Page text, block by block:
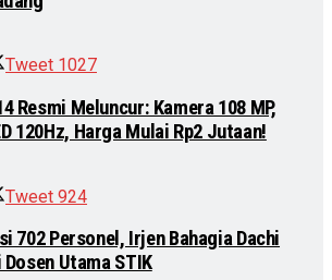
Tweet 1027
Resmi Meluncur: Kamera 108 MP,
120Hz, Harga Mulai Rp2 Jutaan!
Tweet 924
702 Personel, Irjen Bahagia Dachi
Utama STIK